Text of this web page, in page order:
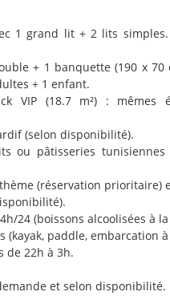
1 grand lit + 2 lits
+ 1 banquette (190 x 70
+ 1 enfant.
VIP (18.7 m²) : mêmes
(selon disponibilité).
ou pâtisseries
(réservation prioritaire)
24 (boissons alcoolisées à
paddle, embarcation
de 22h à 3h.
et selon disponibilité.